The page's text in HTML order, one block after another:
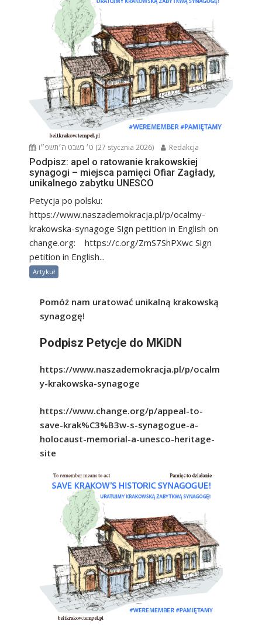
ט׳ בשבט ה׳תשפ״ו (27 stycznia 2026) Redakcja
Podpisz: apel o ratowanie krakowskiej
synagogi – miejsca pamięci Ofiar Zagłady,
unikalnego zabytku UNESCO
Petycja po polsku:
https://www.naszademokracja.pl/p/ocalmy-
krakowska-synagoge Sign petition in English on
change.org: https://c.org/ZmS7ShPXwc Sign
petition in English...
Artykuł
Pomóż nam uratować unikalną krakowską
synagogę!
Podpisz Petycje do MKiDN
https://www.naszademokracja.pl/p/ocalm
y-krakowska-synagoge
https://www.change.org/p/appeal-to-
save-krak%C3%B3w-s-synagogue-a-
holocaust-memorial-a-unesco-heritage-
site